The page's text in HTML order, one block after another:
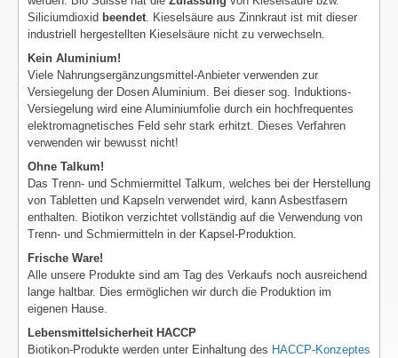
Siliciumdioxid beendet . Kieselsäure aus Zinnkraut ist mit dieser
industriell hergestellten Kieselsäure nicht zu verwechseln.
Kein Aluminium!
Viele Nahrungsergänzungsmittel-Anbieter verwenden zur
Versiegelung der Dosen Aluminium. Bei dieser sog. Induktions-
Versiegelung wird eine Aluminiumfolie durch ein hochfrequentes
elektromagnetisches Feld sehr stark erhitzt. Dieses Verfahren
verwenden wir bewusst nicht!
Ohne Talkum!
Das Trenn- und Schmiermittel Talkum, welches bei der Herstellung
von Tabletten und Kapseln verwendet wird, kann Asbestfasern
enthalten. Biotikon verzichtet vollständig auf die Verwendung von
Trenn- und Schmiermitteln in der Kapsel-Produktion.
Frische Ware!
Alle unsere Produkte sind am Tag des Verkaufs noch ausreichend
lange haltbar. Dies ermöglichen wir durch die Produktion im
eigenen Hause.
Lebensmittelsicherheit HACCP
Biotikon-Produkte werden unter Einhaltung des HACCP-Konzeptes